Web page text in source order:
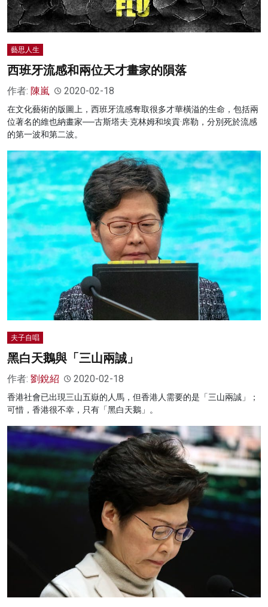
藝思人生
西班牙流感和兩位天才畫家的隕落
作者: 陳嵐 2020-02-18
在文化藝術的版圖上，西班牙流感奪取很多才華橫溢的生命，包括兩
位著名的維也納畫家──古斯塔夫·克林姆和埃貢·席勒，分別死於流感
的第一波和第二波。
夫子自唱
黑白天鵝與「三山兩誠」
作者: 劉銳紹 2020-02-18
香港社會已出現三山五嶽的人馬，但香港人需要的是「三山兩誠」；
可惜，香港很不幸，只有「黑白天鵝」。